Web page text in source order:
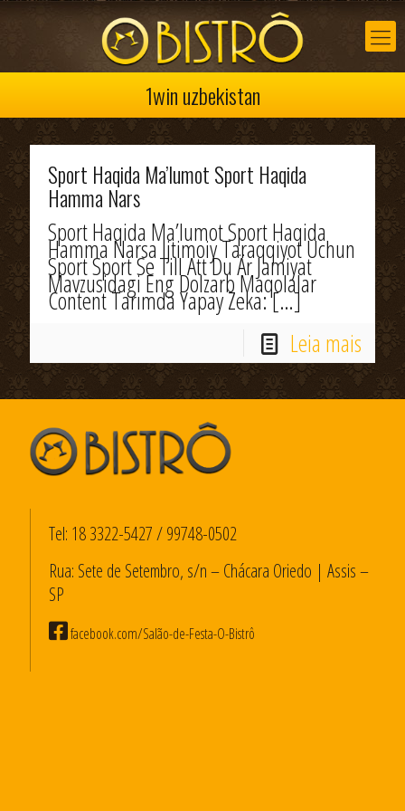
1win uzbekistan
Sport Haqida Ma’lumot Sport Haqida
Hamma Nars
Sport Haqida Ma’lumot Sport Haqida
Hamma Narsa Ijtimoiy Taraqqiyot Uchun
Sport Sport Se Till Att Du Är Jamiyat
Mavzusidagi Eng Dolzarb Maqolalar
Content Tarımda Yapay Zeka:[…]
Leia mais
Tel: 18 3322-5427/99748-0502
Rua: Sete de Setembro, s/n – Chácara Oriedo | Assis –
SP
facebook.com/Salão-de-Festa-O-Bistrô